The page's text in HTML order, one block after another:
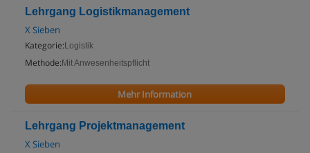
Lehrgang Logistikmanagement
X Sieben
Kategorie: Logistik
Methode: Mit Anwesenheitspflicht
Mehr Information
Lehrgang Projektmanagement
X Sieben